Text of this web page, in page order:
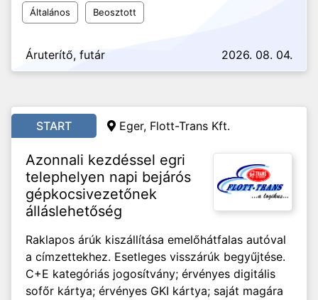
Általános Beosztott
Áruterítő, futár 2026. 08. 04.
START Eger, Flott-Trans Kft.
Azonnali kezdéssel egri
telephelyen napi bejárós
gépkocsivezetőnek
álláslehetőség
Raklapos árúk kiszállítása emelőhátfalas autóval
a címzettekhez. Esetleges visszárúk begyűjtése.
C+E kategóriás jogosítvány; érvényes digitális
sofőr kártya; érvényes GKI kártya; saját magára